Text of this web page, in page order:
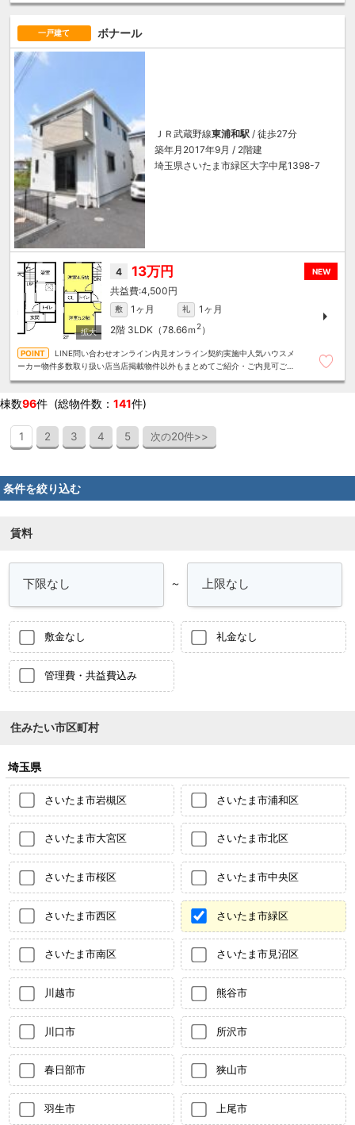
一戸建て ボナール
ＪＲ武蔵野線東浦和駅 / 徒歩27分
築年月2017年9月 / 2階建
埼玉県さいたま市緑区大字中尾1398-7
NEW
4 13万円
4,500円
敷 1ヶ月 礼
1ヶ月
2階 3LDK（78.66ｍ 2）
LINE問い合わせオンライン内見オンライン契約実施中人気ハウスメ
ーカー物件多数取り扱い店当店掲載物件以外もまとめてご紹介・ご内見可ご予
棟数96件 (総物件数： 141件)
1 2 3 4 5 次の20件>>
条件を絞り込む
賃料
～
敷金なし 礼金なし
管理費・共益費込み
住みたい市区町村
埼玉県
さいたま市岩槻区 さいたま市浦和区
さいたま市大宮区 さいたま市北区
さいたま市桜区 さいたま市中央区
さいたま市西区 さいたま市緑区
さいたま市南区 さいたま市見沼区
川越市 熊谷市
川口市 所沢市
春日部市 狭山市
羽生市 上尾市